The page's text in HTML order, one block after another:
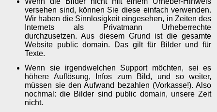
versehen sind, können Sie diese einfach verwenden.
Wir haben die Sinnlosigkeit eingesehen, in Zeiten des
Internets als Privatmann Urheberrechte
durchzusetzen. Aus diesem Grund ist die gesamte
Website public domain. Das gilt für Bilder und für
Texte.
Wenn sie irgendwelchen Support möchten, sei es
höhere Auflösung, Infos zum Bild, und so weiter,
müssen sie den Aufwand bezahlen (Vorkasse!). Also
nochmal: die Bilder sind public domain, unsere Zeit
nicht.